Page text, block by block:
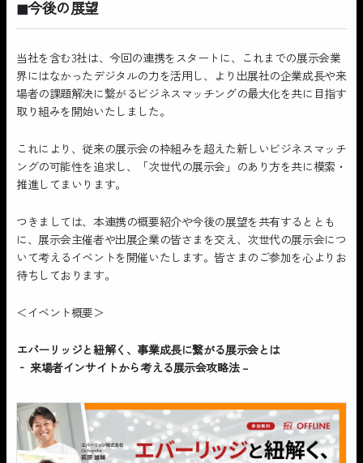
◼︎今後の展望
当社を含む3社は、今回の連携をスタートに、これまでの展示会業
界にはなかったデジタルの力を活用し、より出展社の企業成長や来
場者の課題解決に繋がるビジネスマッチングの最大化を共に目指す
取り組みを開始いたしました。
これにより、従来の展示会の枠組みを超えた新しいビジネスマッチ
ングの可能性を追求し、「次世代の展示会」のあり方を共に模索・
推進してまいります。
つきましては、本連携の概要紹介や今後の展望を共有するととも
に、展示会主催者や出展企業の皆さまを交え、次世代の展示会につ
いて考えるイベントを開催いたします。皆さまのご参加を心よりお
待ちしております。
＜イベント概要＞
エバーリッジと紐解く、事業成長に繋がる展示会とは
‐ 来場者インサイトから考える展示会攻略法 –